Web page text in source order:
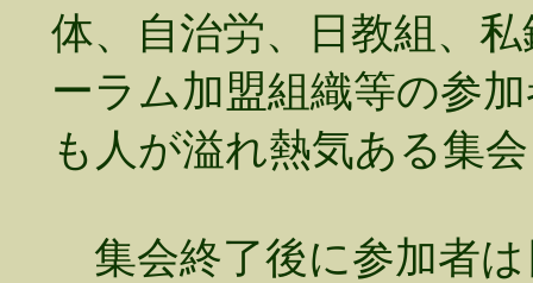
体、自治労、日教組、
ーラム加盟組織等の参
も人が溢れ熱気ある集
集会終了後に参加者は